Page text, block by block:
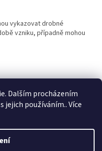
Dalším procházením
jejich používáním.. Více
vykazovat drobné
vzniku, případně mohou
Krowki.cz